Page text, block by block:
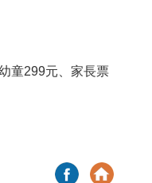
童299元、家長票